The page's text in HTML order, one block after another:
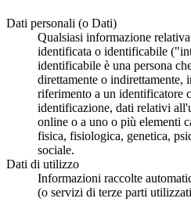
Dati personali (o Dati)
Qualsiasi informazione
identificata o identificabile
identificabile è una persona
direttamente o indirettamente,
riferimento a un identificatore
identificazione, dati relativi
online o a uno o più elementi
fisica, fisiologica, genetica,
sociale.
Dati di utilizzo
Informazioni raccolte
(o servizi di terze parti